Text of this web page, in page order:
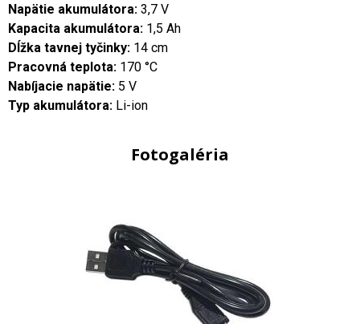
Napätie akumulátora: 3,7 V
Kapacita akumulátora: 1,5 Ah
Dĺžka tavnej tyčinky: 14 cm
Pracovná teplota: 170 °C
Nabíjacie napätie: 5 V
Typ akumulátora: Li-ion
Fotogaléria